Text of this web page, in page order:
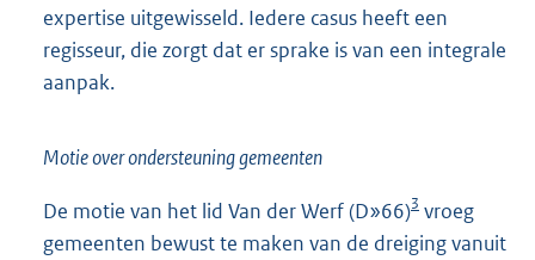
expertise uitgewisseld. Iedere casus heeft een
regisseur, die zorgt dat er sprake is van een integrale
aanpak.
Motie over ondersteuning gemeenten
De motie van het lid Van der Werf (D»66)3 vroeg
gemeenten bewust te maken van de dreiging vanuit